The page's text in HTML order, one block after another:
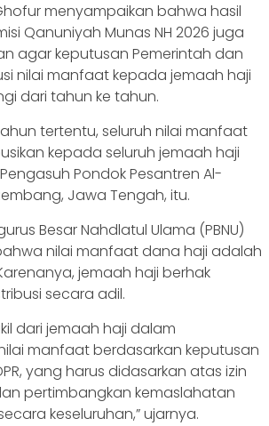
menyampaikan bahwa hasil
Qanuniyah Munas NH 2026 juga
agar keputusan Pemerintah dan
nilai manfaat kepada jemaah haji
dari tahun ke tahun.
tertentu, seluruh nilai manfaat
kepada seluruh jemaah haji
Pondok Pesantren Al-
Jawa Tengah, itu.
Besar Nahdlatul Ulama (PBNU)
nilai manfaat dana haji adalah
jemaah haji berhak
secara adil.
dari jemaah haji dalam
manfaat berdasarkan keputusan
yang harus didasarkan atas izin
pertimbangkan kemaslahatan
keseluruhan,” ujarnya.